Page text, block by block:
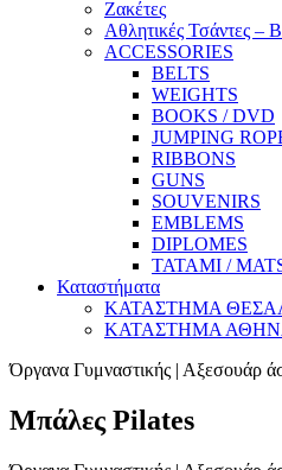
Ζακέτες
Αθλητικές Τσάντες –
ACCESSORIES
BELTS
WEIGHTS
BOOKS / DVD
JUMPING
RIBBONS
GUNS
SOUVENIRS
EMBLEMS
DIPLOMES
TATAMI /
Καταστήματα
ΚΑΤΑΣΤΗΜΑ
ΚΑΤΑΣΤΗΜΑ
Όργανα Γυμναστικής | Αξεσουάρ
Μπάλες Pilates